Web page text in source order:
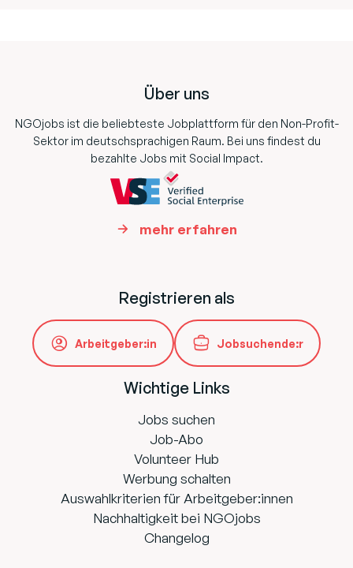
Über uns
NGOjobs ist die beliebteste Jobplattform für den Non-Profit-
Sektor im deutschsprachigen Raum. Bei uns findest du
bezahlte Jobs mit Social Impact.
mehr erfahren
Registrieren als
Arbeitgeber:in Jobsuchende:r
Wichtige Links
Jobs suchen
Job-Abo
Volunteer Hub
Werbung schalten
Auswahlkriterien für Arbeitgeber:innen
Nachhaltigkeit bei NGOjobs
Changelog